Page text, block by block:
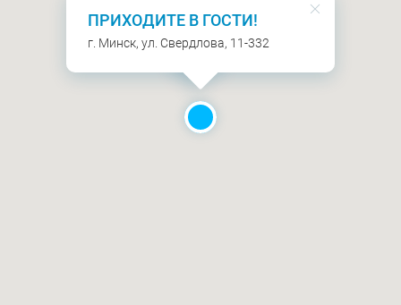
ПРИХОДИТЕ В ГОСТИ!
г. Минск, ул. Свердлова, 11-332